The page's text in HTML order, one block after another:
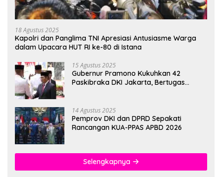
18 Agustus 2025
Kapolri dan Panglima TNI Apresiasi Antusiasme Warga
dalam Upacara HUT RI ke-80 di Istana
15 Agustus 2025
Gubernur Pramono Kukuhkan 42
Paskibraka DKI Jakarta, Bertugas
14 Agustus 2025
Pemprov DKI dan DPRD Sepakati
Rancangan KUA-PPAS APBD 2026
Selengkapnya